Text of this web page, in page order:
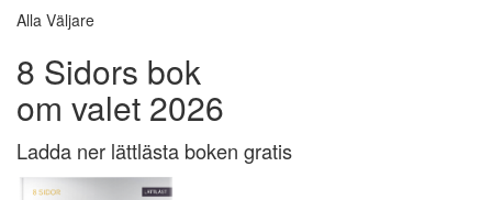
Alla Väljare
8 Sidors bok
om valet 2026
Ladda ner lättlästa boken gratis